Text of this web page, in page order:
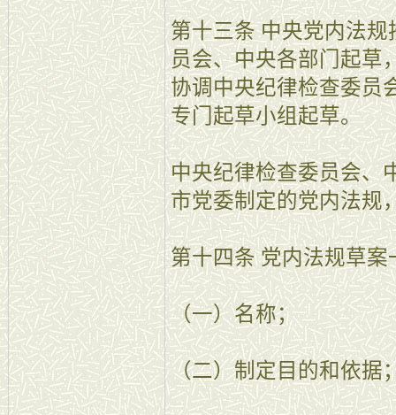
第十三条 中央党内法
员会、中央各部门起草
协调中央纪律检查委员
专门起草小组起草。
中央纪律检查委员会、
市党委制定的党内法规
第十四条 党内法规草
（一）名称；
（二）制定目的和依据